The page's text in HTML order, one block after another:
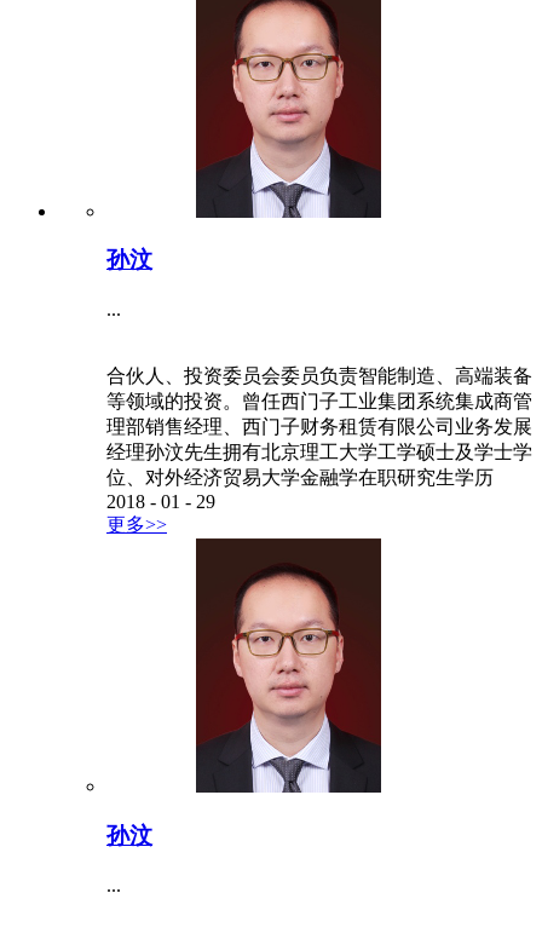
孙汶
...
合伙人、投资委员会委员负责智能制造、高端装备
等领域的投资。曾任西门子工业集团系统集成商管
理部销售经理、西门子财务租赁有限公司业务发展
经理孙汶先生拥有北京理工大学工学硕士及学士学
位、对外经济贸易大学金融学在职研究生学历
2018 - 01 - 29
更多>>
孙汶
...